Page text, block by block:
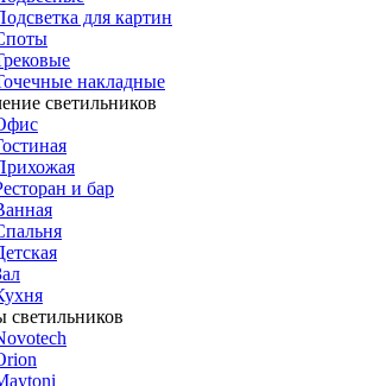
для картин
накладные
светильников
и бар
светильников